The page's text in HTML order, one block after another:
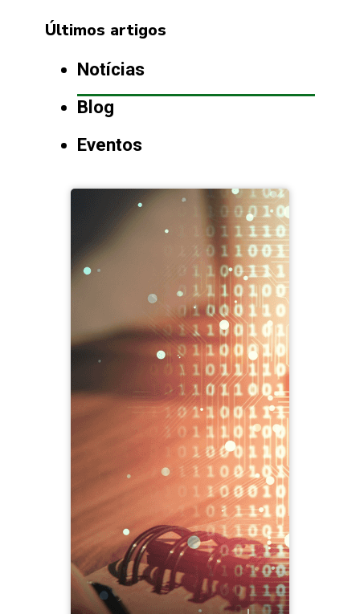
Últimos artigos
Notícias
Blog
Eventos